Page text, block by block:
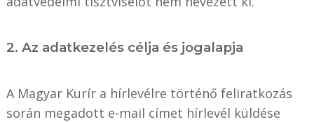
2. Az adatkezelés célja és jogalapja
A Magyar Kurír a hírlevélre történő feliratkozás
során megadott e-mail címet hírlevél küldése